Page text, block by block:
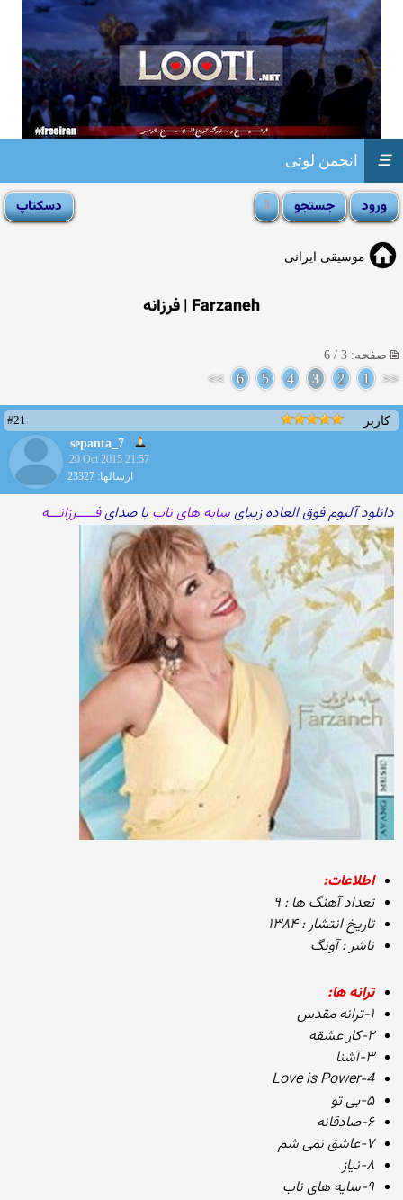
انجمن لوتی ☰
موسیقی ایرانی
Farzaneh | فرزانه
صفحه: 3 / 6
<<
1
2
3
4
5
6
>>
کاربر
#21
sepanta_7
20 Oct 2015 21:57
ارسالها: 23327
دانلود آلبوم فوق العاده زیبایسایه های ناب با صدایفـــــرزانـــه
اطلاعات:
تعداد آهنگ ها : ۹
تاریخ انتشار : ۱۳۸۴
ناشر : آونگ
ترانه ها:
۱-ترانه مقدس
۲-کار عشقه
۳-آشنا
4-Love is Power
۵-بی تو
۶-صادقانه
۷-عاشق نمی شم
۸-نیاز
۹-سایه های ناب